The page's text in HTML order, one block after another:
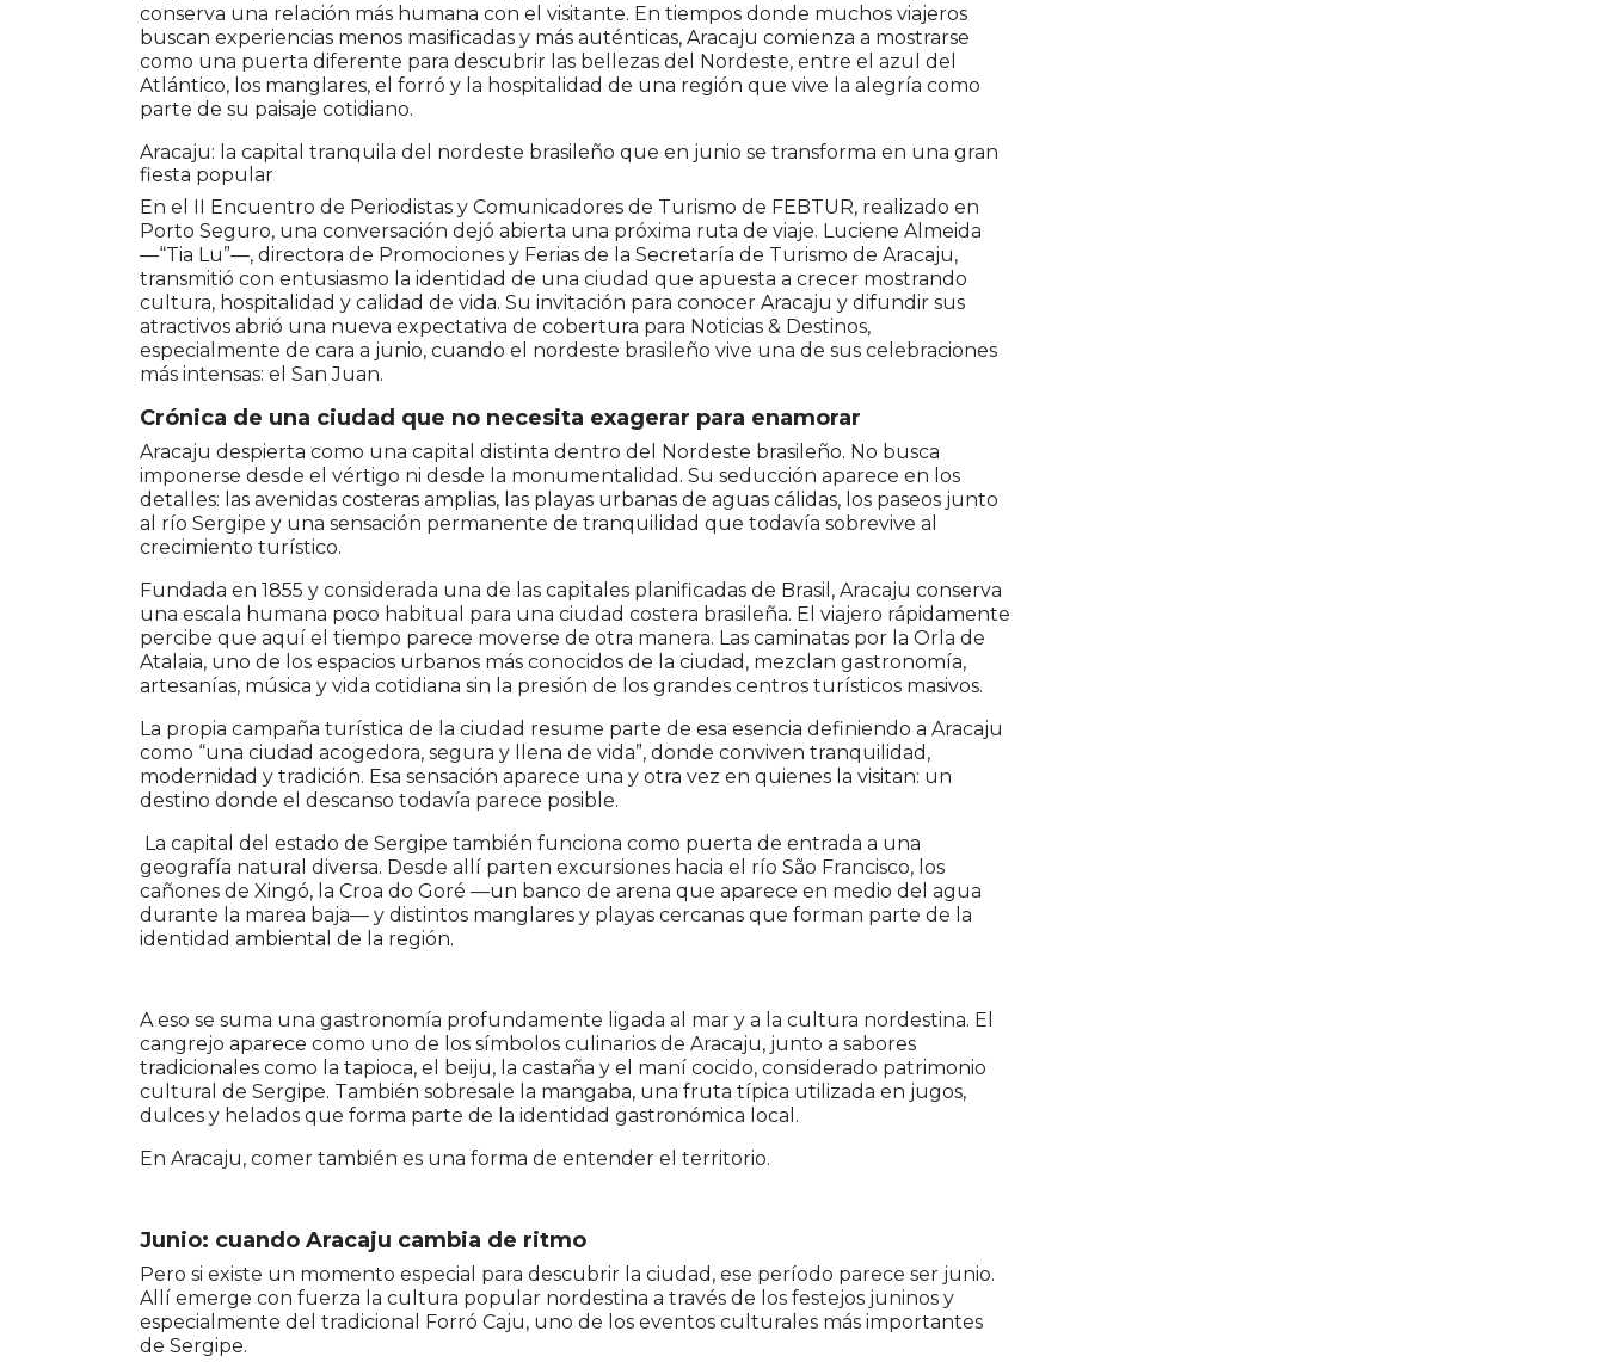
conserva una relación más humana con el visitante. En tiempos donde muchos viajeros
buscan experiencias menos masificadas y más auténticas, Aracaju comienza a mostrarse
como una puerta diferente para descubrir las bellezas del Nordeste, entre el azul del
Atlántico, los manglares, el forró y la hospitalidad de una región que vive la alegría como
parte de su paisaje cotidiano.
Aracaju: la capital tranquila del nordeste brasileño que en junio se transforma en una gran
fiesta popular
En el II Encuentro de Periodistas y Comunicadores de Turismo de FEBTUR, realizado en
Porto Seguro, una conversación dejó abierta una próxima ruta de viaje. Luciene Almeida
—“Tia Lu”—, directora de Promociones y Ferias de la Secretaría de Turismo de Aracaju,
transmitió con entusiasmo la identidad de una ciudad que apuesta a crecer mostrando
cultura, hospitalidad y calidad de vida. Su invitación para conocer Aracaju y difundir sus
atractivos abrió una nueva expectativa de cobertura para Noticias & Destinos,
especialmente de cara a junio, cuando el nordeste brasileño vive una de sus celebraciones
más intensas: el San Juan.
Crónica de una ciudad que no necesita exagerar para enamorar
Aracaju despierta como una capital distinta dentro del Nordeste brasileño. No busca
imponerse desde el vértigo ni desde la monumentalidad. Su seducción aparece en los
detalles: las avenidas costeras amplias, las playas urbanas de aguas cálidas, los paseos junto
al río Sergipe y una sensación permanente de tranquilidad que todavía sobrevive al
crecimiento turístico.
Fundada en 1855 y considerada una de las capitales planificadas de Brasil, Aracaju conserva
una escala humana poco habitual para una ciudad costera brasileña. El viajero rápidamente
percibe que aquí el tiempo parece moverse de otra manera. Las caminatas por la Orla de
Atalaia, uno de los espacios urbanos más conocidos de la ciudad, mezclan gastronomía,
artesanías, música y vida cotidiana sin la presión de los grandes centros turísticos masivos.
La propia campaña turística de la ciudad resume parte de esa esencia definiendo a Aracaju
como “una ciudad acogedora, segura y llena de vida”, donde conviven tranquilidad,
modernidad y tradición. Esa sensación aparece una y otra vez en quienes la visitan: un
destino donde el descanso todavía parece posible.
La capital del estado de Sergipe también funciona como puerta de entrada a una
geografía natural diversa. Desde allí parten excursiones hacia el río São Francisco, los
cañones de Xingó, la Croa do Goré —un banco de arena que aparece en medio del agua
durante la marea baja— y distintos manglares y playas cercanas que forman parte de la
identidad ambiental de la región.
A eso se suma una gastronomía profundamente ligada al mar y a la cultura nordestina. El
cangrejo aparece como uno de los símbolos culinarios de Aracaju, junto a sabores
tradicionales como la tapioca, el beiju, la castaña y el maní cocido, considerado patrimonio
cultural de Sergipe. También sobresale la mangaba, una fruta típica utilizada en jugos,
dulces y helados que forma parte de la identidad gastronómica local.
En Aracaju, comer también es una forma de entender el territorio.
Junio: cuando Aracaju cambia de ritmo
Pero si existe un momento especial para descubrir la ciudad, ese período parece ser junio.
Allí emerge con fuerza la cultura popular nordestina a través de los festejos juninos y
especialmente del tradicional Forró Caju, uno de los eventos culturales más importantes
de Sergipe.